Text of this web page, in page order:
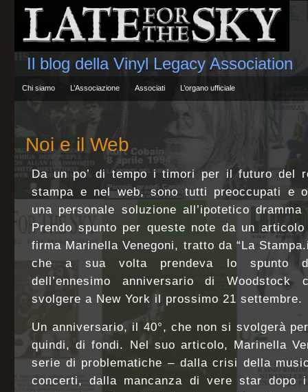
Il blog della Vinyl Legacy Association
Chi siamo L’Associazione Associati L’organo ufficiale
Noi e il Web
Da un po’ di tempo i timori per il futuro del
stampa e nel web, sono tutti preoccupati e
una personale soluzione all’ipotetico
Prendo spunto per queste note da un
firma Marinella Venegoni, tratto da “La
che a sua volta prendeva lo spunto
dell’ennesimo anniversario di
svolgere a New York il prossimo 21 settembre.
Un anniversario, il 40°, che non si svolgerà
quindi, di fondi. Nel suo articolo, Marinella
serie di problematiche – dalla crisi della
concerti, dalla mancanza di vere star dopo